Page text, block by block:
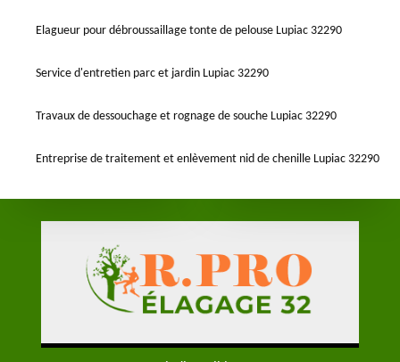
Elagueur pour débroussaillage tonte de pelouse Lupiac 32290
Service d'entretien parc et jardin Lupiac 32290
Travaux de dessouchage et rognage de souche Lupiac 32290
Entreprise de traitement et enlèvement nid de chenille Lupiac 32290